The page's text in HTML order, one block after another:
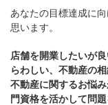
あなたの目標達成に
思います。
店舗を開業したいが
らわしい、不動産の
不動産に関するお悩
門資格を活かして問題